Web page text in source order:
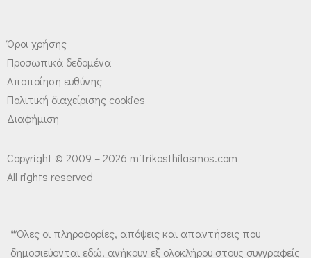
Όροι χρήσης
Προσωπικά δεδομένα
Αποποίηση ευθύνης
Πολιτική διαχείρισης cookies
Διαφήμιση
Copyright © 2009 – 2026 mitrikosthilasmos.com
All rights reserved
❝Όλες οι πληροφορίες, απόψεις και απαντήσεις που
δημοσιεύονται εδώ, ανήκουν εξ ολοκλήρου στους συγγραφείς